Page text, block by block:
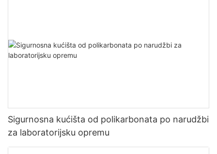
Sigurnosna kućišta od polikarbonata po narudžbi
za laboratorijsku opremu